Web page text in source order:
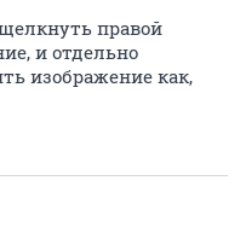
правой
и отдельно
изображение как,